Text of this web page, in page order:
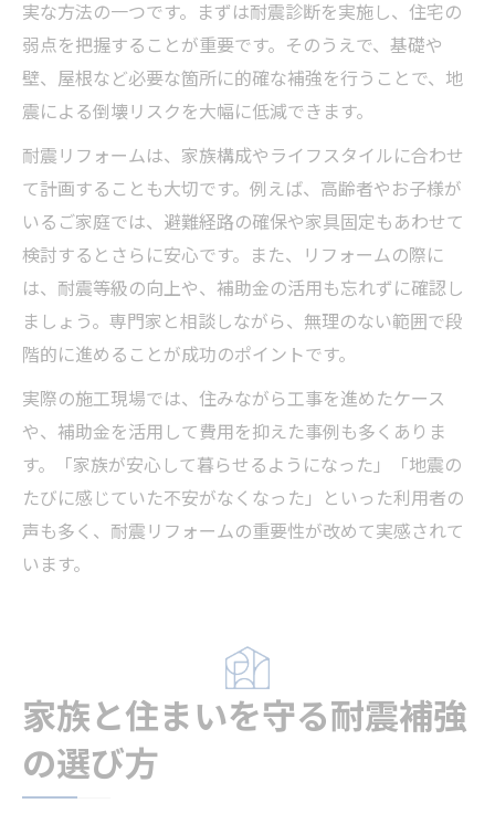
実な方法の一つです。まずは耐震診断を実施し、住宅の
弱点を把握することが重要です。そのうえで、基礎や
壁、屋根など必要な箇所に的確な補強を行うことで、地
震による倒壊リスクを大幅に低減できます。
耐震リフォームは、家族構成やライフスタイルに合わせ
て計画することも大切です。例えば、高齢者やお子様が
いるご家庭では、避難経路の確保や家具固定もあわせて
検討するとさらに安心です。また、リフォームの際に
は、耐震等級の向上や、補助金の活用も忘れずに確認し
ましょう。専門家と相談しながら、無理のない範囲で段
階的に進めることが成功のポイントです。
実際の施工現場では、住みながら工事を進めたケース
や、補助金を活用して費用を抑えた事例も多くありま
す。「家族が安心して暮らせるようになった」「地震の
たびに感じていた不安がなくなった」といった利用者の
声も多く、耐震リフォームの重要性が改めて実感されて
います。
家族と住まいを守る耐震補強
の選び方